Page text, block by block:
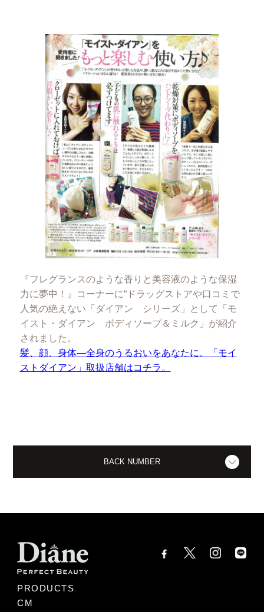
『フレグランスのような香りと美容液のような保湿
力に夢中！』コーナーに“ドラッグストアや口コミで
人気の絶えない「ダイアン シリーズ」として「モ
イスト・ダイアン ボディソープ＆ミルク」が紹介
されました。
髪、顔、身体―全身のうるおいをあなたに。「モイ
ストダイアン」取扱店舗はコチラ。
BACK NUMBER
PRODUCTS
CM